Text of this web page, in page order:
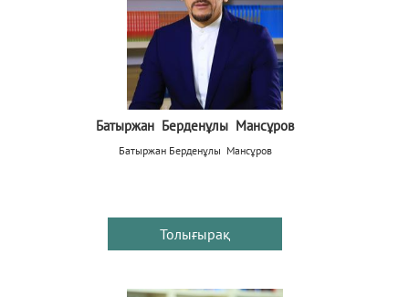
Батыржан Берденұлы Мансұров
Батыржан Берденұлы Мансұров
Толығырақ